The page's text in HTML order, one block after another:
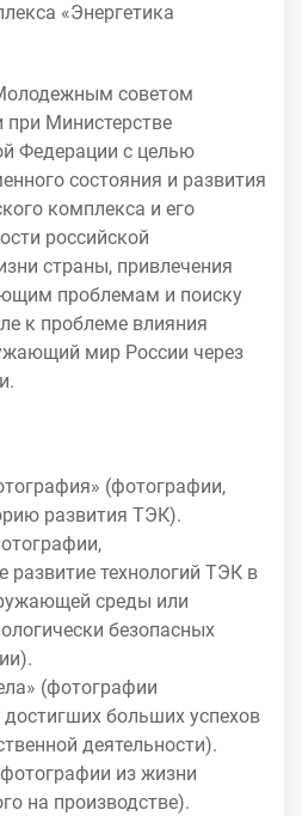
«Энергетика
советом
при Министерстве
Федерации с целью
состояния и развития
комплекса и его
российской
страны, привлечения
проблемам и поиску
к проблеме влияния
мир России через
(фотографии,
развития ТЭК).
технологий ТЭК в
среды или
безопасных
(фотографии
больших успехов
деятельности).
из жизни
на производстве).